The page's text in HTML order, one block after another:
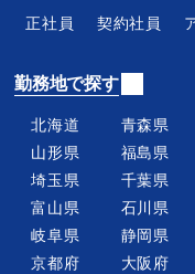
管理本部
営業
SE・プログラマー
パソコンサポート
IOTエンジニア
正社員 契約社員
勤務地で探す
北海道 青森県
山形県
福島県
埼玉県
千葉県
富山県
石川県
岐阜県
静岡県
京都府
大阪府